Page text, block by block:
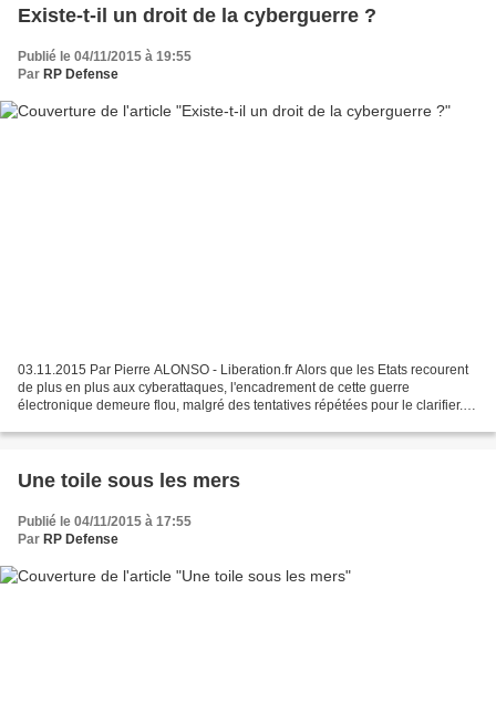
Existe-t-il un droit de la cyberguerre ?
Publié le 04/11/2015 à 19:55
Par RP Defense
03.11.2015 Par Pierre ALONSO - Liberation.fr Alors que les Etats recourent
de plus en plus aux cyberattaques, l'encadrement de cette guerre
électronique demeure flou, malgré des tentatives répétées pour le clarifier.
Une toile sous les mers
Publié le 04/11/2015 à 17:55
Par RP Defense